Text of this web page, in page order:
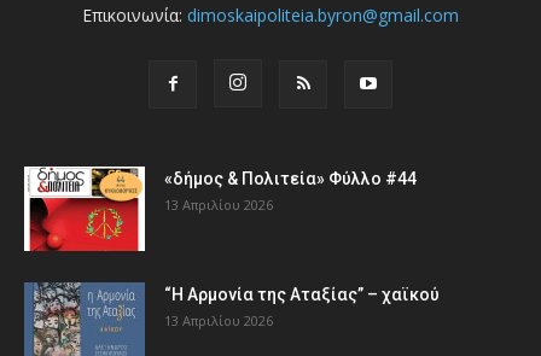
Επικοινωνία: dimoskaipoliteia.byron@gmail.com
«δήμος & Πολιτεία» Φύλλο #44
13 Απριλίου 2026
“Η Αρμονία της Αταξίας” – χαϊκού
13 Απριλίου 2026